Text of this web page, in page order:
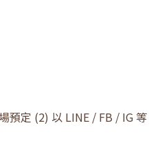
預定 (2) 以 LINE / FB / IG 等